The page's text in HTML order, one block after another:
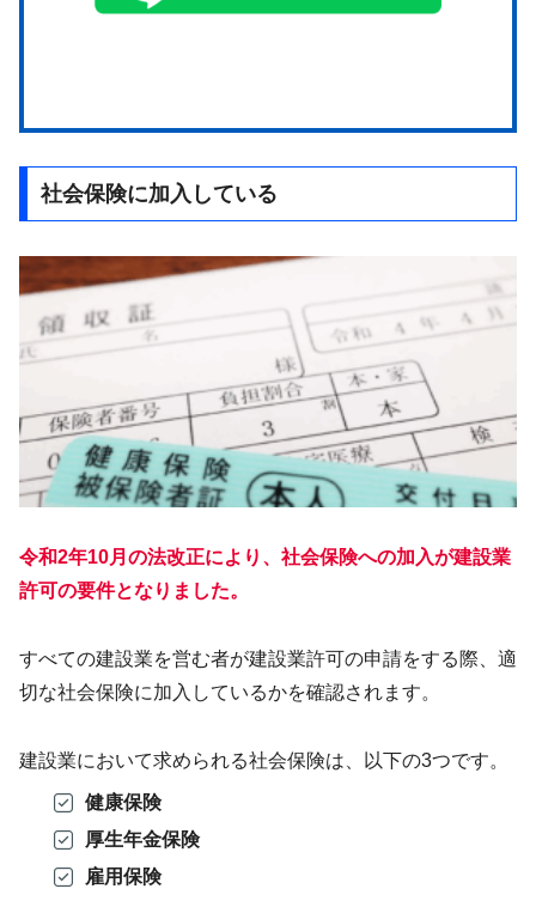
社会保険に加入している
令和2年10月の法改正により、社会保険への加入が建設業
許可の要件となりました。
すべての建設業を営む者が建設業許可の申請をする際、適
切な社会保険に加入しているかを確認されます。
建設業において求められる社会保険は、以下の3つです。
健康保険
厚生年金保険
雇用保険